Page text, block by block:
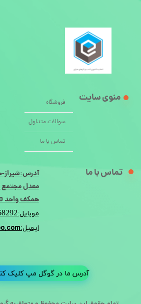
فروشگاه
سوالات متداول
تماس با ما
منوی سایت
تماس با ما
آدرس:شیراز-
معدل مجتمع
همکف واحد 110
موبایل:
ایمیل:i
آدرس ما در گوگل مپ کلیک